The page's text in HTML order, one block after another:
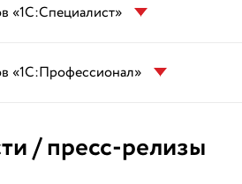
«1С:Специалист»
«1С:Профессионал»
/ пресс-релизы